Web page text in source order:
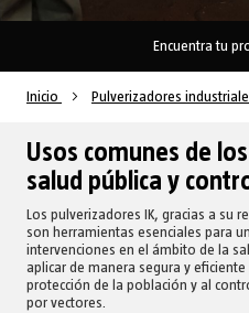
Inicio Pulverizadores
Usos comunes de
salud pública y
Los pulverizadores IK, gracias a su
son herramientas esenciales para
intervenciones en el ámbito de la
aplicar de manera segura y
protección de la población y al
por vectores.
Encuentra tu